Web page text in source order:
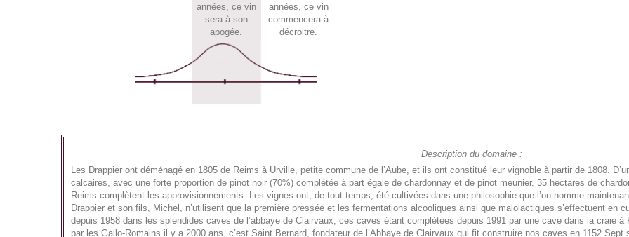
années, ce vin
sera à son
apogée.
années, ce vin
commencera à
décroitre.
Description du domaine :
Les Drappier ont déménagé en 1805 de Reims à Urville, petite commune de l’Aube, et ils ont constitué leur vignoble à partir de 1808.
calcaires, avec une forte proportion de pinot noir (70%) complétée à part égale de chardonnay et de pinot meunier. 35 hectares de
Reims complètent les approvisionnements. Les vignes ont, de tout temps, été cultivées dans une philosophie que l’on nomme
Drappier et son fils, Michel, n’utilisent que la première pressée et les fermentations alcooliques ainsi que malolactiques s’effectuent en
depuis 1958 dans les splendides caves de l’abbaye de Clairvaux, ces caves étant complétées depuis 1991 par une cave dans la craie
par les Gallo-Romains il y a 2000 ans, c’est Saint Bernard, fondateur de l’Abbaye de Clairvaux qui fit construire nos caves en